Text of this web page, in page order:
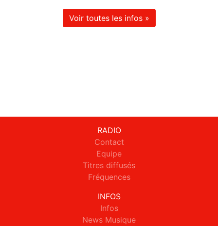
Voir toutes les infos »
RADIO
Contact
Equipe
Titres diffusés
Fréquences
INFOS
Infos
News Musique